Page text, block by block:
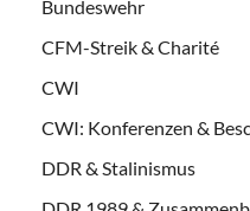
Bundeswehr
CFM-Streik & Charité
CWI
CWI: Konferenzen &
DDR & Stalinismus